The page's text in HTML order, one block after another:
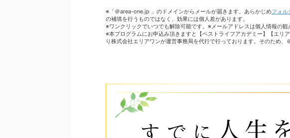
※「＠area-one.jp 」のドメインからメールが届きます。あらかじめフォル
の補填を行うものではなく、効果には個人差があります。
※ワンクリックでいつでも解除可能です。※メールアドレスは個人情報の観
※本プログラムにお申込み頂きますと【ベストライフアカデミー】【エリ
り株式会社エリアワンが運営事務局を代行で行っております。そのため